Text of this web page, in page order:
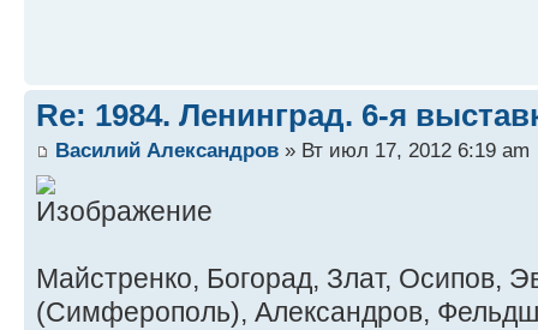
Re: 1984. Ленинград. 6-я
Василий Александров » Вт июл 17, 2012 6:19 am
Майстренко, Богорад, Злат, Осипов,
(Симферополь), Александров,